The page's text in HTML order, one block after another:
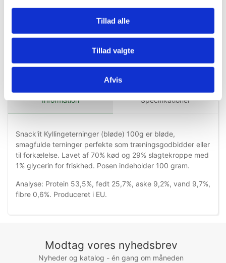
Tillad alle
Tillad valgte
Afvis
Information Specifikationer
Snack'it Kyllingeterninger (bløde) 100g er bløde,
smagfulde terninger perfekte som træningsgodbidder eller
til forkælelse. Lavet af 70% kød og 29% slagtekroppe med
1% glycerin for friskhed. Posen indeholder 100 gram.
Analyse: Protein 53,5%, fedt 25,7%, aske 9,2%, vand 9,7%,
fibre 0,6%. Produceret i EU.
Modtag vores nyhedsbrev
Nyheder og katalog - én gang om måneden